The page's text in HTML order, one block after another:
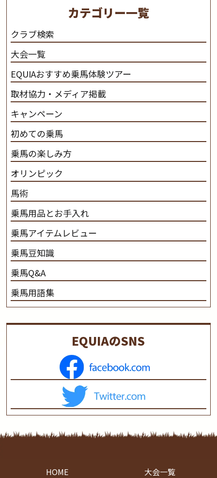
さと魅力を追求します。 私たちは、馬の品種と血統にこ
だわります。 私たちは、乗用馬の質の向上を目指し、生
産･育成･調教を一貫して行います。カナディアンキャ
ンプ乗馬クラブ九州のツアー情報はこちら
カテゴリー一覧
クラブ検索
大会一覧
EQUIAおすすめ乗馬体験ツアー
取材協力・メディア掲載
キャンペーン
初めての乗馬
乗馬の楽しみ方
オリンピック
馬術
乗馬用品とお手入れ
乗馬アイテムレビュー
乗馬豆知識
乗馬Q&A
乗馬用語集
EQUIAのSNS
HOME 大会一覧